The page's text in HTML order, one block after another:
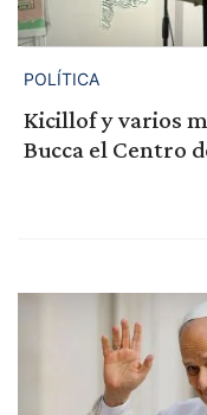
POLÍTICA
Kicillof y varios
Bucca el Centro